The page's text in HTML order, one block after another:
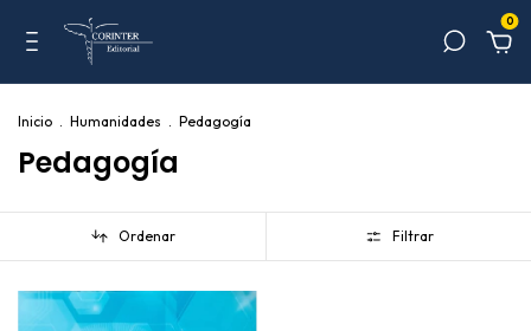
0
Inicio . Humanidades . Pedagogía
Pedagogía
Ordenar Filtrar